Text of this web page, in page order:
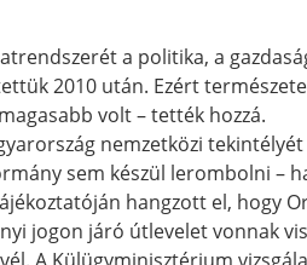
a politika, a
2010 után. Ezért
volt – tették hozzá.
nemzetközi
sem készül lerombolni –
hangzott el, hogy
jogon járó útlevelet vonnak
A Külügyminisztérium